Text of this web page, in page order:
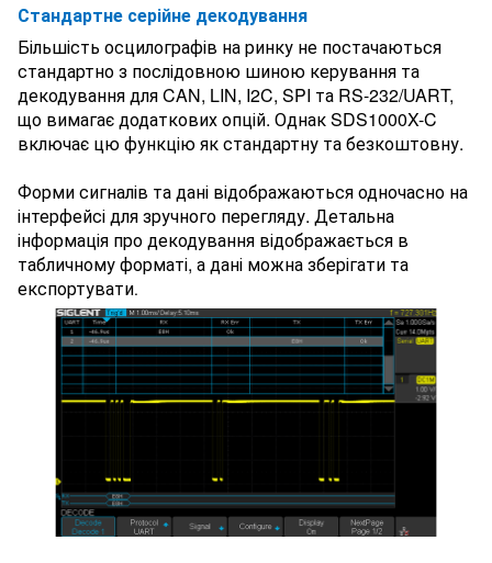
Стандартне серійне декодування
Більшість осцилографів на ринку не постачаються
стандартно з послідовною шиною керування та
декодування для CAN, LIN, I2C, SPI та RS-232/UART,
що вимагає додаткових опцій. Однак SDS1000X-C
включає цю функцію як стандартну та безкоштовну.
Форми сигналів та дані відображаються одночасно на
інтерфейсі для зручного перегляду. Детальна
інформація про декодування відображається в
табличному форматі, а дані можна зберігати та
експортувати.